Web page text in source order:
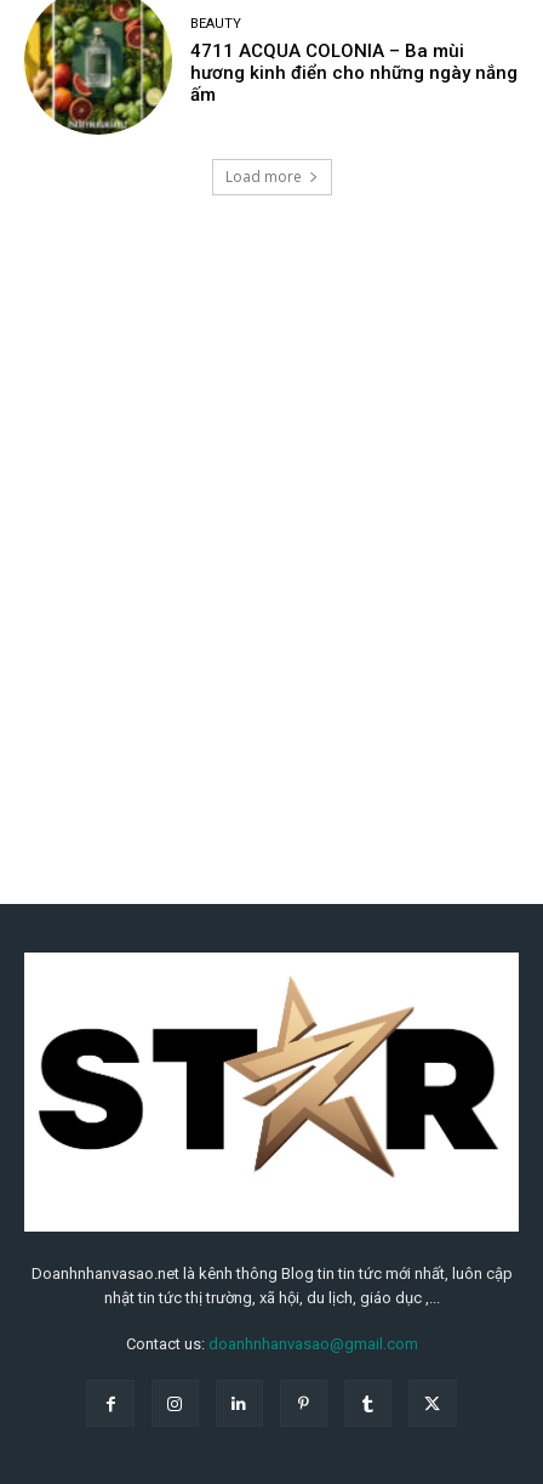
Doanhnhanvasao.net là kênh thông Blog tin tin tức mới nhất, luôn cập
nhật tin tức thị trường, xã hội, du lịch, giáo dục ,...
Contact us: doanhnhanvasao@gmail.com